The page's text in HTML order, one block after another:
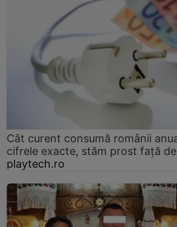
Cât curent consumă românii
cifrele exacte, stăm prost faţă
playtech.ro